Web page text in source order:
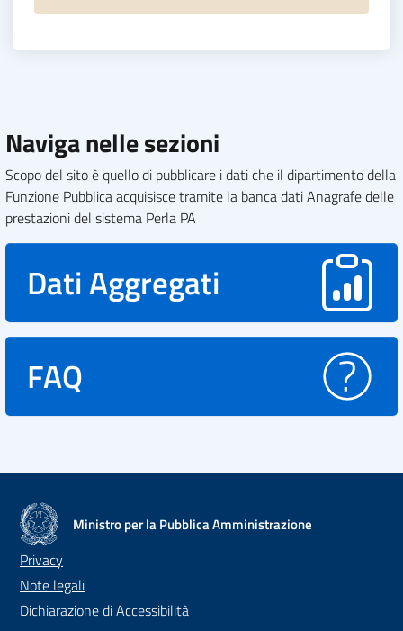
Naviga nelle sezioni
Scopo del sito è quello di pubblicare i dati che il dipartimento della
Funzione Pubblica acquisisce tramite la banca dati Anagrafe delle
prestazioni del sistema Perla PA
Dati Aggregati
FAQ
Ministro per la Pubblica Amministrazione
Privacy
Note legali
Dichiarazione di Accessibilità